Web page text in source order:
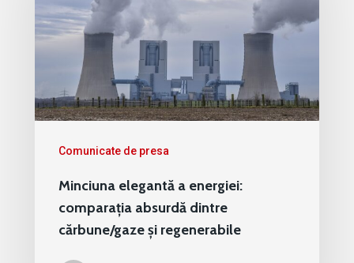
Comunicate de presa
Minciuna elegantă a energiei:
comparația absurdă dintre
cărbune/gaze și regenerabile